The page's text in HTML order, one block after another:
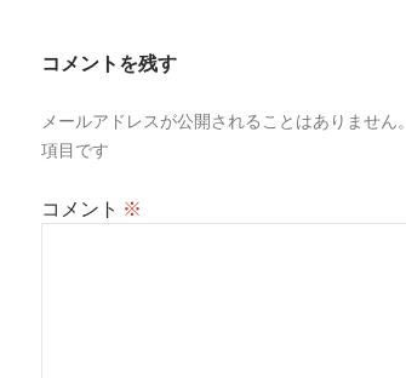
ョ
コメントを残す
メールアドレスが公開されることはありません。
項目です
コメント ※